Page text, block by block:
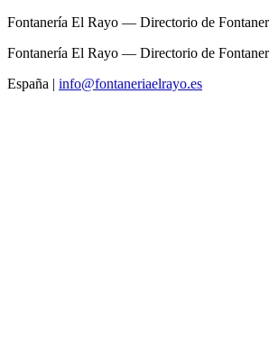
Fontanería El Rayo — Directorio de
Fontanería El Rayo — Directorio de
España | info@fontaneriaelrayo.es